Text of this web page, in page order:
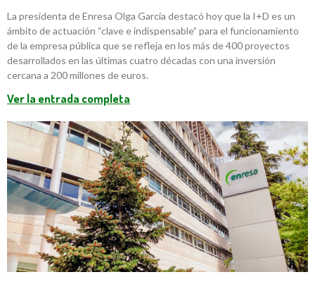
La presidenta de Enresa Olga García destacó hoy que la I+D es un
ámbito de actuación “clave e indispensable” para el funcionamiento
de la empresa pública que se refleja en los más de 400 proyectos
desarrollados en las últimas cuatro décadas con una inversión
cercana a 200 millones de euros.
Ver la entrada completa